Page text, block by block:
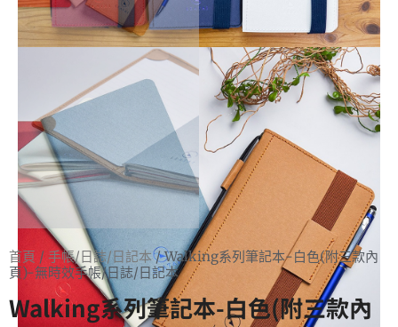
首頁 / 手帳/日誌/日記本/ Walking系列筆記本-白色(附三款內
頁)-無時效手帳/日誌/日記本
Walking系列筆記本-白色(附三款內